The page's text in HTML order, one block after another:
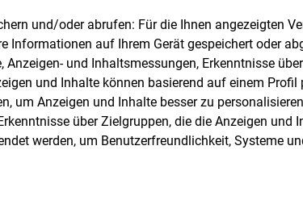
und/oder abrufen: Für die Ihnen angezeigten
Informationen auf Ihrem Gerät gespeichert oder
Anzeigen- und Inhaltsmessungen, Erkenntnisse
und Inhalte können basierend auf einem Profil
um Anzeigen und Inhalte besser zu
über Zielgruppen, die die Anzeigen und
werden, um Benutzerfreundlichkeit, Systeme
E&M
kostenlos
kostenfreier Zugang
stündlich aktualisierte
mit Prognose- und
Login